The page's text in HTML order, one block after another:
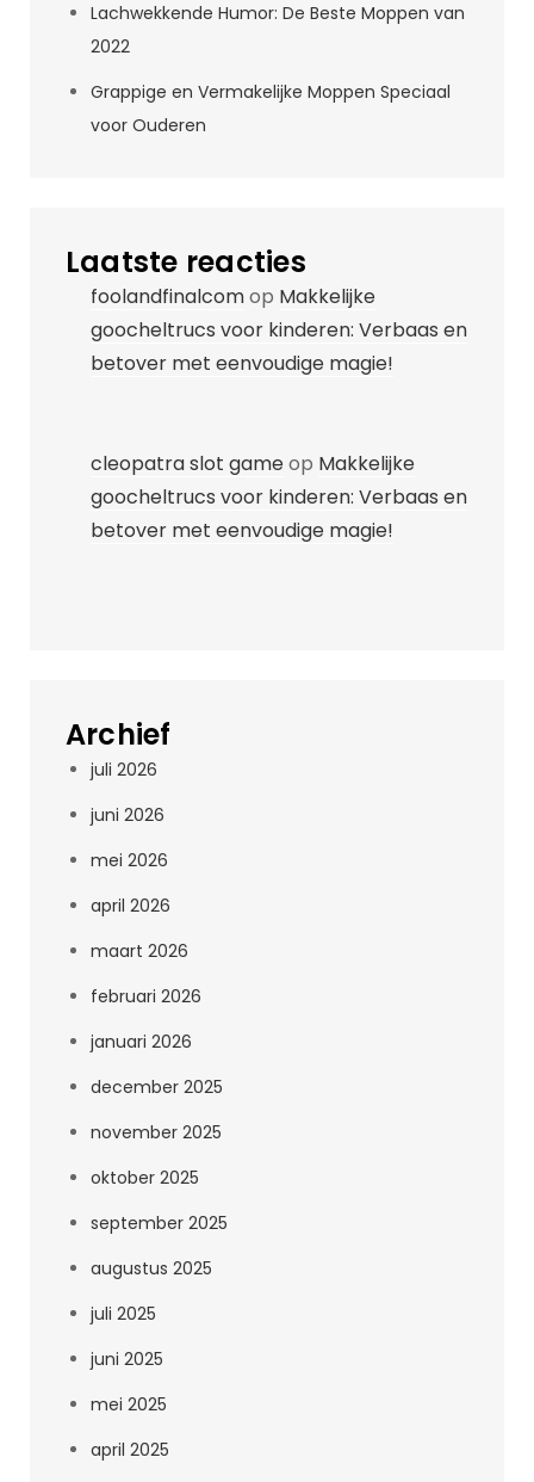
Lachwekkende Humor: De Beste Moppen van
2022
Grappige en Vermakelijke Moppen Speciaal
voor Ouderen
Laatste reacties
foolandfinalcomop Makkelijke
goocheltrucs voor kinderen: Verbaas en
betover met eenvoudige magie!
cleopatra slot gameop Makkelijke
goocheltrucs voor kinderen: Verbaas en
betover met eenvoudige magie!
Archief
juli 2026
juni 2026
mei 2026
april 2026
maart 2026
februari 2026
januari 2026
december 2025
november 2025
oktober 2025
september 2025
augustus 2025
juli 2025
juni 2025
mei 2025
april 2025